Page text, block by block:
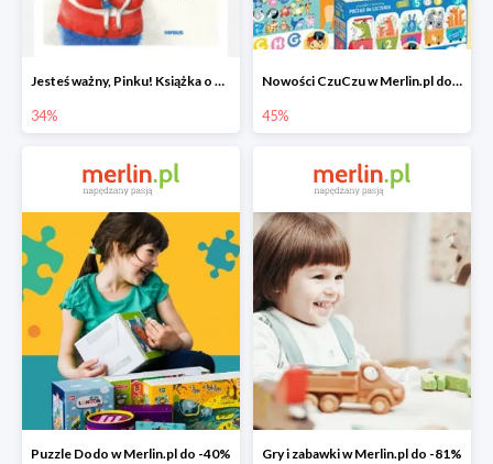
Jesteś ważny, Pinku! Książka o poczuciu własnej wartości
34%
Nowości CzuCzu w Merlin.pl do -45%
45%
Puzzle Dodo w Merlin.pl do -40% Gry i zabawki w Merlin.pl do -81%